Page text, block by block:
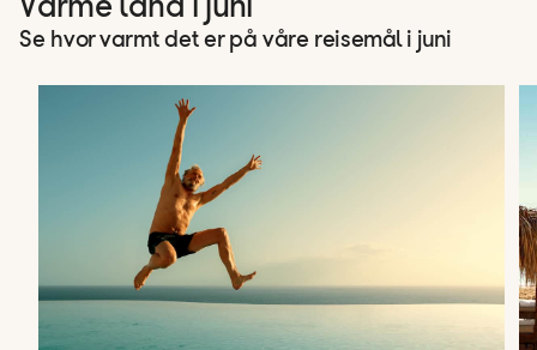
Varme land i juni
Se hvor varmt det er på våre reisemål i juni